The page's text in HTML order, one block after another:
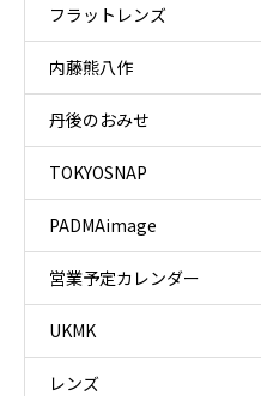
フラットレンズ
内藤熊八作
丹後のおみせ
TOKYOSNAP
PADMAimage
営業予定カレンダー
UKMK
レンズ